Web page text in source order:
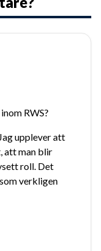
RWS?
upplever att
att man blir
roll. Det
verkligen